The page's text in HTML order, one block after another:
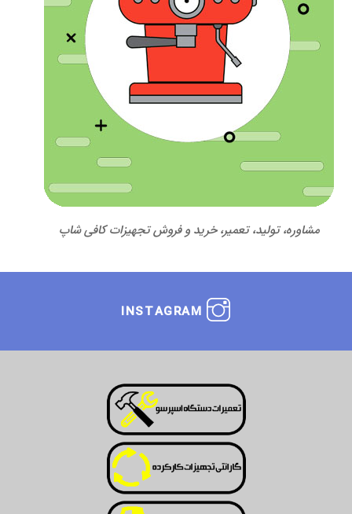
مشاوره، تولید، تعمیر، خرید و فروش تجهیزات کافی شاپ
INSTAGRAM